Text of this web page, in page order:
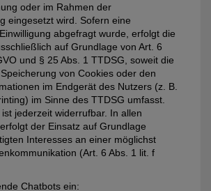
oder im Rahmen der
eingesetzt wird. Sofern eine
abgefragt wurde, erfolgt die
auf Grundlage von Art. 6
und § 25 Abs. 1 TTDSG, soweit die
von Cookies oder den
im Endgerät des Nutzers (z. B.
im Sinne des TTDSG umfasst.
jederzeit widerrufbar. In allen
der Einsatz auf Grundlage
Interesses an einer möglichst
(Art. 6 Abs. 1 lit. f
Chatbots ein: